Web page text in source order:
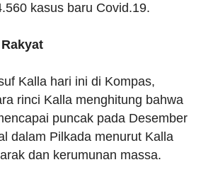
kasus baru Covid.19.
Rakyat
Kalla hari ini di Kompas,
rinci Kalla menghitung bahwa
puncak pada Desember
dalam Pilkada menurut Kalla
dan kerumunan massa.